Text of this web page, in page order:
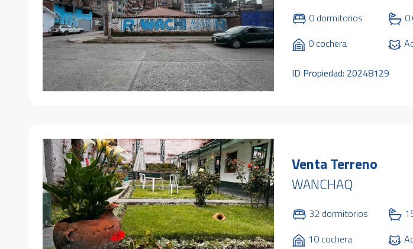
0 dormitorios
0 cochera
ID Propiedad: 20248129
Venta Terreno
WANCHAQ
32 dormitorios
10 cochera